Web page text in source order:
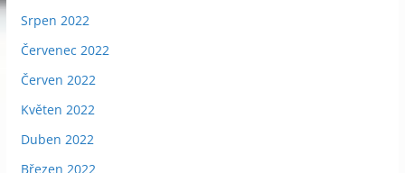
Srpen 2022
Červenec 2022
Červen 2022
Květen 2022
Duben 2022
Březen 2022